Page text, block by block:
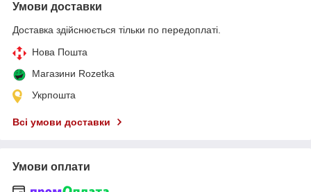
Умови доставки
Доставка здійснюється тільки по передоплаті.
Нова Пошта
Магазини Rozetka
Укрпошта
Всі умови доставки
Умови оплати